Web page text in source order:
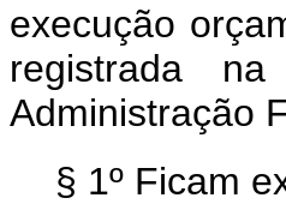
execução
registrada
Administração
§ 1º Ficam